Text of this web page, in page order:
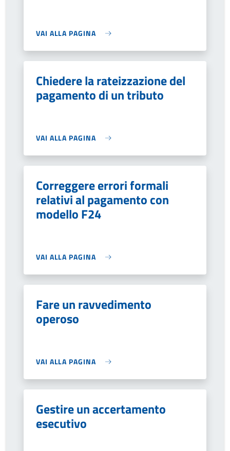
VAI ALLA PAGINA
Chiedere la rateizzazione del
pagamento di un tributo
VAI ALLA PAGINA
Correggere errori formali
relativi al pagamento con
modello F24
VAI ALLA PAGINA
Fare un ravvedimento
operoso
VAI ALLA PAGINA
Gestire un accertamento
esecutivo